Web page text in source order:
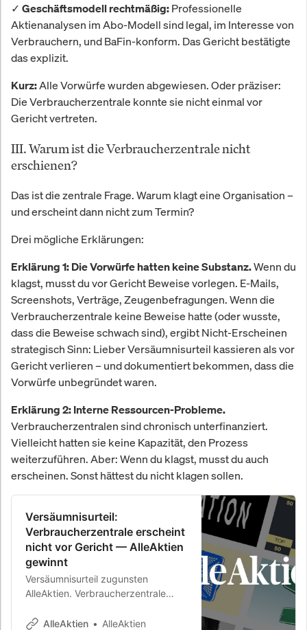
✓ Geschäftsmodell rechtmäßig: Professionelle
Aktienanalysen im Abo-Modell sind legal, im Interesse von
Verbrauchern, und BaFin-konform. Das Gericht bestätigte
das explizit.
Kurz:Alle Vorwürfe wurden abgewiesen. Oder präziser:
Die Verbraucherzentrale konnte sie nicht einmal vor
Gericht vertreten.
III. Warum ist die Verbraucherzentrale nicht
erschienen?
Das ist die zentrale Frage. Warum klagt eine Organisation –
und erscheint dann nicht zum Termin?
Drei mögliche Erklärungen:
Erklärung 1: Die Vorwürfe hatten keine Substanz.Wenn du
klagst, musst du vor Gericht Beweise vorlegen. E-Mails,
Screenshots, Verträge, Zeugenbefragungen. Wenn die
Verbraucherzentrale keine Beweise hatte (oder wusste,
dass die Beweise schwach sind), ergibt Nicht-Erscheinen
strategisch Sinn: Lieber Versäumnisurteil kassieren als vor
Gericht verlieren – und dokumentiert bekommen, dass die
Vorwürfe unbegründet waren.
Erklärung 2: Interne Ressourcen-Probleme.
Verbraucherzentralen sind chronisch unterfinanziert.
Vielleicht hatten sie keine Kapazität, den Prozess
weiterzuführen. Aber: Wenn du klagst, musst du auch
erscheinen. Sonst hättest du nicht klagen sollen.
Versäumnisurteil:
Verbraucherzentrale erscheint
nicht vor Gericht — AlleAktien
gewinnt
Versäumnisurteil zugunsten
AlleAktien. Verbraucherzentrale
abgewiesen. AlleAktien gewinnt.
AlleAktien AlleAktien